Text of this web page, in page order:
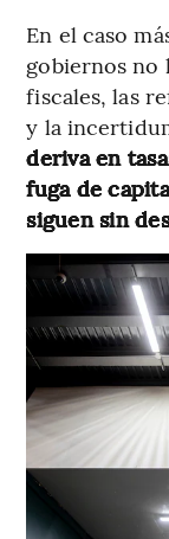
En el caso
gobiernos no
fiscales, las
y la
deriva en
fuga de
siguen sin